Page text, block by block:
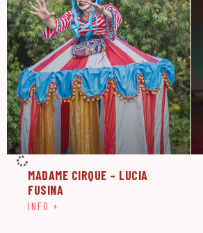
MADAME CIRQUE – LUCIA
FUSINA
INFO +